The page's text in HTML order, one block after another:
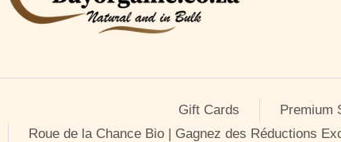
Gift Cards Premium
Roue de la Chance Bio | Gagnez des Réductions